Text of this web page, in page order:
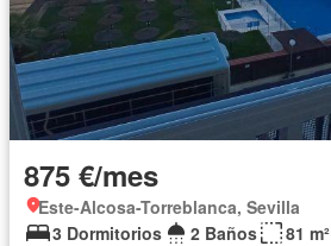
875 €/mes
Este-Alcosa-Torreblanca, Sevilla
3 Dormitorios
2 Baños
81 m²